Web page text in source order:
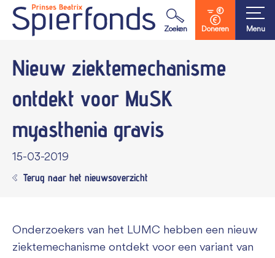
Zoeken Doneren Menu
Waar ben je naar op zoek?
Nieuw ziektemechanisme
ontdekt voor MuSK
myasthenia gravis
15-03-2019
Terug naar het nieuwsoverzicht
Onderzoekers van het LUMC hebben een nieuw
ziektemechanisme ontdekt voor een variant van